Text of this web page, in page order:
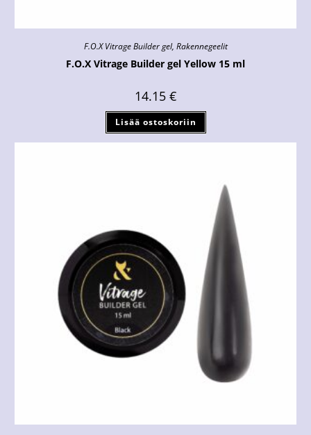
F.O.X Vitrage Builder gel, Rakennegeelit
F.O.X Vitrage Builder gel Yellow 15 ml
14.15 €
Lisää ostoskoriin